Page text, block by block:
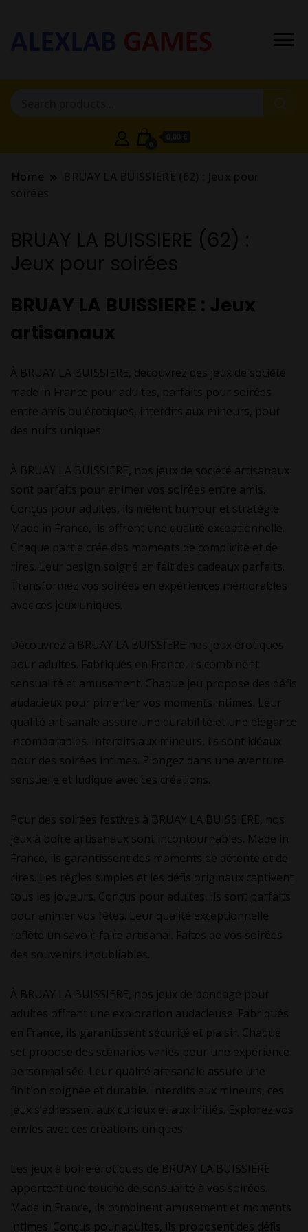
Home
BRUAY LA BUISSIERE (62) :
Jeux pour soirées
BRUAY LA BUISSIERE : Jeux
artisanaux
À BRUAY LA BUISSIERE, découvrez des jeux de société
made in France pour adultes, parfaits pour soirées
entre amis ou érotiques, interdits aux mineurs, pour
des nuits uniques.
À BRUAY LA BUISSIERE, nos jeux de société artisanaux
sont parfaits pour animer vos soirées entre amis.
Conçus pour adultes, ils mêlent humour et stratégie.
Made in France, ils offrent une qualité exceptionnelle.
Chaque partie crée des moments de complicité et de
rires. Leur design soigné en fait des cadeaux parfaits.
Transformez vos soirées en expériences mémorables
avec ces jeux uniques.
Découvrez à BRUAY LA BUISSIERE nos jeux érotiques
pour adultes. Fabriqués en France, ils combinent
sensualité et amusement. Chaque jeu propose des défis
audacieux pour pimenter vos moments intimes. Leur
qualité artisanale assure une durabilité et une élégance
incomparables. Interdits aux mineurs, ils sont idéaux
pour des soirées intimes. Plongez dans une aventure
sensuelle et ludique avec ces créations.
Pour des soirées festives à BRUAY LA BUISSIERE, nos
jeux à boire artisanaux sont incontournables. Made in
France, ils garantissent des moments de détente et de
rires. Les règles simples et les défis originaux captivent
tous les joueurs. Conçus pour adultes, ils sont parfaits
pour animer vos fêtes. Leur qualité exceptionnelle
reflète un savoir-faire artisanal. Faites de vos soirées
des souvenirs inoubliables.
À BRUAY LA BUISSIERE, nos jeux de bondage pour
adultes offrent une exploration audacieuse. Fabriqués
en France, ils garantissent sécurité et plaisir. Chaque
set propose des scénarios variés pour une expérience
personnalisée. Leur qualité artisanale assure une
finition soignée et durable. Interdits aux mineurs, ces
jeux s’adressent aux curieux et aux initiés. Explorez vos
envies avec ces créations uniques.
Les jeux à boire érotiques de BRUAY LA BUISSIERE
apportent une touche de sensualité à vos soirées.
Made in France, ils combinent amusement et moments
intimes. Conçus pour adultes, ils proposent des défis